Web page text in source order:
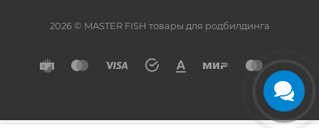
2026 © MASTER FISH товары для родбилдинга